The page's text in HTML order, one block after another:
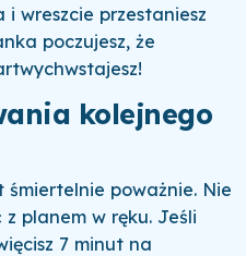
wreszcie przestaniesz
poczujesz, że
kolejnego
poważnie. Nie
planem w ręku. Jeśli
7 minut na